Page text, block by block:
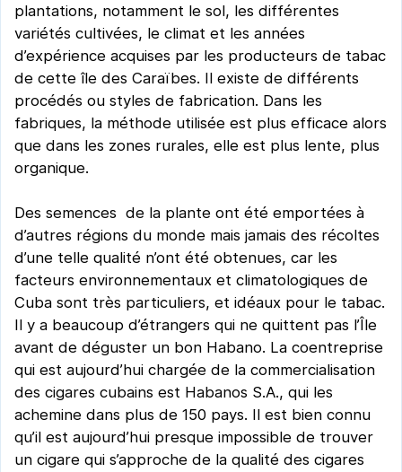
plantations, notamment le sol, les différentes
variétés cultivées, le climat et les années
d’expérience acquises par les producteurs de tabac
de cette île des Caraïbes. Il existe de différents
procédés ou styles de fabrication. Dans les
fabriques, la méthode utilisée est plus efficace alors
que dans les zones rurales, elle est plus lente, plus
organique.
Des semences de la plante ont été emportées à
d’autres régions du monde mais jamais des récoltes
d’une telle qualité n’ont été obtenues, car les
facteurs environnementaux et climatologiques de
Cuba sont très particuliers, et idéaux pour le tabac.
Il y a beaucoup d’étrangers qui ne quittent pas l’Île
avant de déguster un bon Habano. La coentreprise
qui est aujourd’hui chargée de la commercialisation
des cigares cubains est Habanos S.A., qui les
achemine dans plus de 150 pays. Il est bien connu
qu’il est aujourd’hui presque impossible de trouver
un cigare qui s’approche de la qualité des cigares